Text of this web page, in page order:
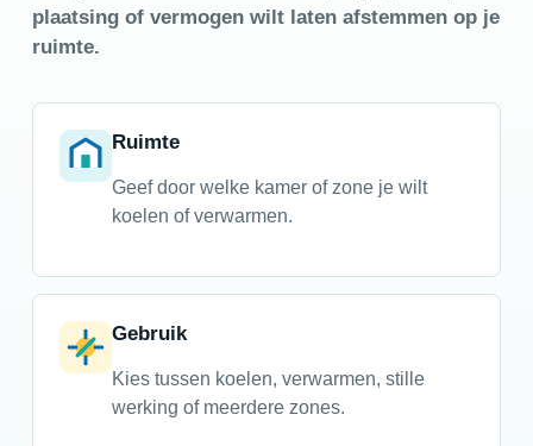
plaatsing of vermogen wilt laten afstemmen op je
ruimte.
Ruimte
Geef door welke kamer of zone je wilt
koelen of verwarmen.
Gebruik
Kies tussen koelen, verwarmen, stille
werking of meerdere zones.